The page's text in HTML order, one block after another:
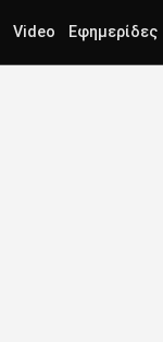
Video Εφημερίδες